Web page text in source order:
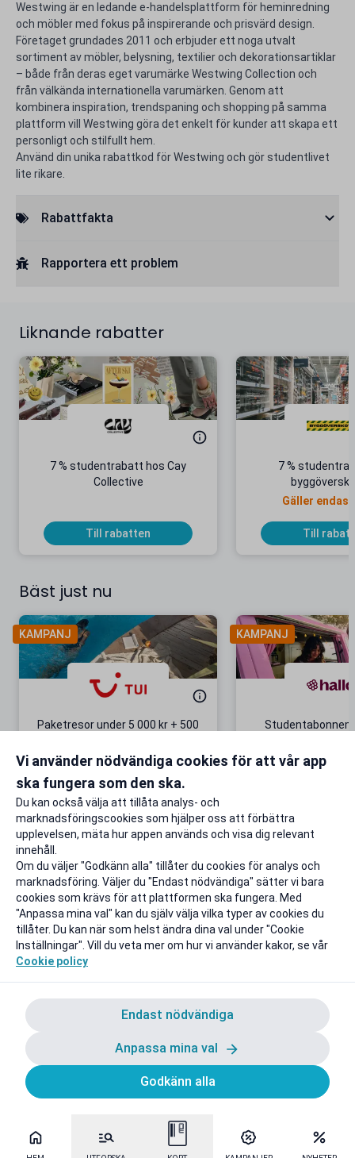
Westwing är en ledande e-handelsplattform för heminredning
och möbler med fokus på inspirerande och prisvärd design.
Företaget grundades 2011 och erbjuder ett noga utvalt
sortiment av möbler, belysning, textilier och dekorationsartiklar
– både från deras eget varumärke Westwing Collection och
från välkända internationella varumärken. Genom att
kombinera inspiration, trendspaning och shopping på samma
plattform vill Westwing göra det enkelt för kunder att skapa ett
personligt och stilfullt hem.
Använd din unika rabattkod för Westwing och gör studentlivet
lite rikare.
Rabattfakta
Rapportera ett problem
Liknande rabatter
7 % studentrabatt hos Cay
Collective
Till rabatten
7 %
Gäller
Till
Bäst just nu
KAMPANJ
Paketresor under 5 000 kr + 500
Gäller även på redan prissänkta
Till rabatten
KAMPANJ
+ 20 GB
Vi använder nödvändiga cookies för att vår app
ska fungera som den ska.
Du kan också välja att tillåta analys- och
marknadsföringscookies som hjälper oss att förbättra
upplevelsen, mäta hur appen används och visa dig relevant
innehåll.
Om du väljer "Godkänn alla" tillåter du cookies för analys och
marknadsföring. Väljer du "Endast nödvändiga" sätter vi bara
cookies som krävs för att plattformen ska fungera. Med
"Anpassa mina val" kan du själv välja vilka typer av cookies du
tillåter. Du kan när som helst ändra dina val under "Cookie
Inställningar". Vill du veta mer om hur vi använder kakor, se vår
Cookie policy
Endast nödvändiga
Anpassa mina val
Godkänn alla